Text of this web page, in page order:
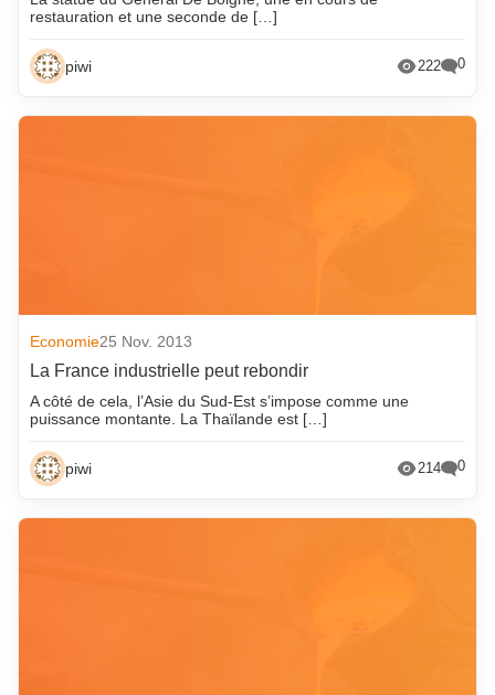
restauration et une seconde de […]
piwi 222 0
Economie25 Nov. 2013
La France industrielle peut rebondir
A côté de cela, l’Asie du Sud-Est s’impose comme une
puissance montante. La Thaïlande est […]
piwi 214 0